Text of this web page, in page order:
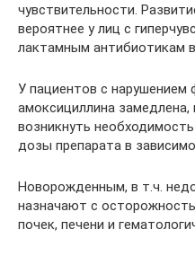
чувствительности.
вероятнее у лиц с
лактамным антибиотикам в
У пациентов с нарушением
амоксициллина
возникнуть
дозы препарата в
Новорожденным, в т.ч.
назначают с
почек, печени и